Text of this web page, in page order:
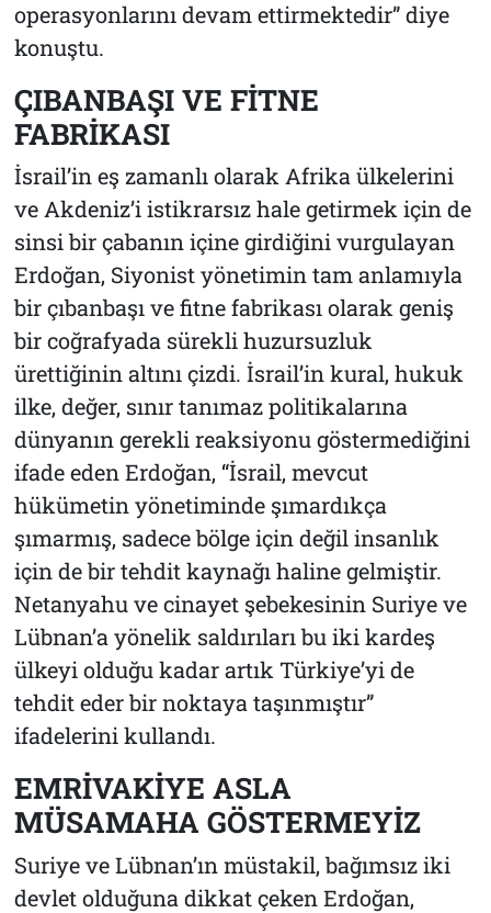
operasyonlarını devam ettirmektedir” diye
konuştu.
ÇIBANBAŞI VE FİTNE
FABRİKASI
İsrail’in eş zamanlı olarak Afrika ülkelerini
ve Akdeniz’i istikrarsız hale getirmek için de
sinsi bir çabanın içine girdiğini vurgulayan
Erdoğan, Siyonist yönetimin tam anlamıyla
bir çıbanbaşı ve fitne fabrikası olarak geniş
bir coğrafyada sürekli huzursuzluk
ürettiğinin altını çizdi. İsrail’in kural, hukuk
ilke, değer, sınır tanımaz politikalarına
dünyanın gerekli reaksiyonu göstermediğini
ifade eden Erdoğan, “İsrail, mevcut
hükümetin yönetiminde şımardıkça
şımarmış, sadece bölge için değil insanlık
için de bir tehdit kaynağı haline gelmiştir.
Netanyahu ve cinayet şebekesinin Suriye ve
Lübnan’a yönelik saldırıları bu iki kardeş
ülkeyi olduğu kadar artık Türkiye’yi de
tehdit eder bir noktaya taşınmıştır”
ifadelerini kullandı.
EMRİVAKİYE ASLA
MÜSAMAHA GÖSTERMEYİZ
Suriye ve Lübnan’ın müstakil, bağımsız iki
devlet olduğuna dikkat çeken Erdoğan,